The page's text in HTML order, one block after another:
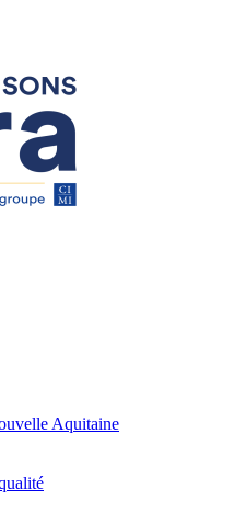
individuelles en
Aquitaine